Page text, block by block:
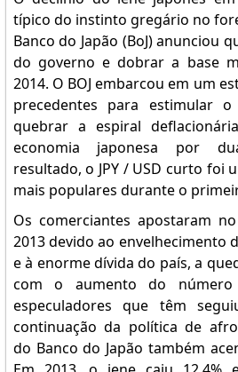
típico do instinto gregário no
Banco do Japão (BoJ) anunciou
do governo e dobrar a base
2014. O BOJ embarcou em um
precedentes para estimular
quebrar a espiral
economia japonesa por
resultado, o JPY / USD curto foi
mais populares durante o
Os comerciantes apostaram
2013 devido ao envelhecimento
e à enorme dívida do país, a
com o aumento do número
especuladores que têm
continuação da política de
do Banco do Japão também